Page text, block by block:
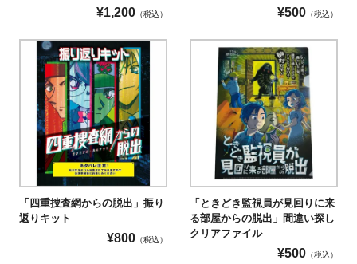
¥1,200 （税込） ¥500 （税込）
「四重捜査網からの脱出」振り
返りキット
¥800 （税込）
「ときどき監視員が見回りに来
る部屋からの脱出」間違い探し
クリアファイル
¥500 （税込）